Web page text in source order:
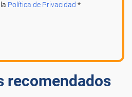
Política de Privacidad *
recomendados